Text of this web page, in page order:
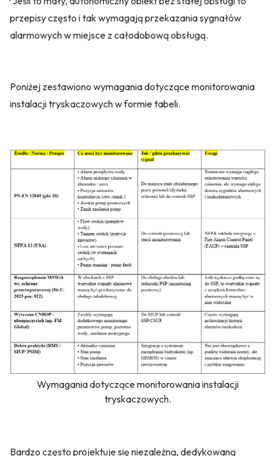
przepisy często i tak wymagają przekazania sygnałów
alarmowych w miejsce z całodobową obsługą.
Poniżej zestawiono wymagania dotyczące monitorowania
instalacji tryskaczowych w formie tabeli.
Wymagania dotyczące monitorowania instalacji
tryskaczowych.
Bardzo często projektuje się niezależną, dedykowaną